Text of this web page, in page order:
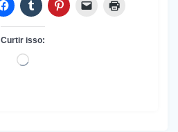
Curtir isso:
Carregando...